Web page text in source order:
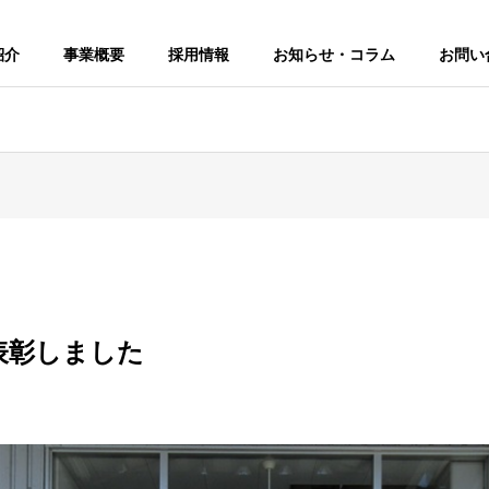
介 事業概要 採用情報 お知らせ・コラム お問い
彰しました